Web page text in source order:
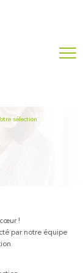
sélection
!
par notre équipe